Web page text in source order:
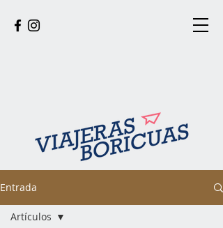
Entrada
Artículos